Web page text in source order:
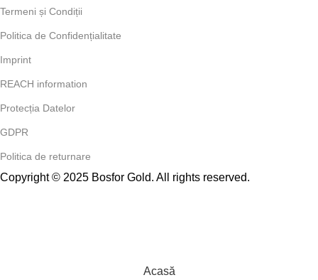
Termeni și Condiții
Politica de Confidențialitate
Imprint
REACH information
Protecția Datelor
GDPR
Politica de returnare
Copyright © 2025 Bosfor Gold. All rights reserved.
Acasă